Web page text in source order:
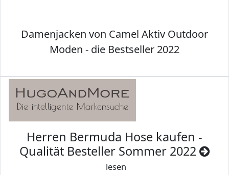
Damenjacken von Camel Aktiv Outdoor
Moden - die Bestseller 2022
Herren Bermuda Hose kaufen -
Qualität Besteller Sommer 2022
lesen